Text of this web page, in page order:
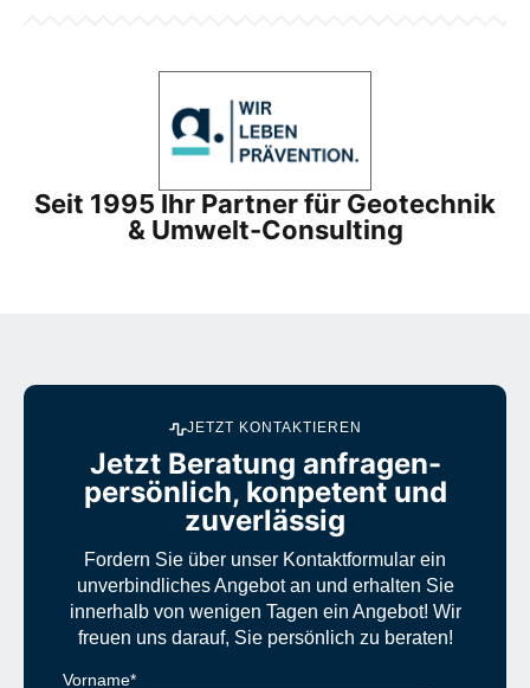
Seit 1995 Ihr Partner für Geotechnik
& Umwelt-Consulting
JETZT KONTAKTIEREN
Jetzt Beratung anfragen-
persönlich, konpetent und
zuverlässig
Fordern Sie über unser Kontaktformular ein
unverbindliches Angebot an und erhalten Sie
innerhalb von wenigen Tagen ein Angebot! Wir
freuen uns darauf, Sie persönlich zu beraten!
Vorname*